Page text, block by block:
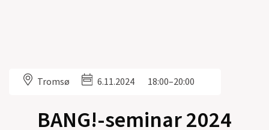
Tromsø 6.11.2024 18:00–20:00
BANG!-seminar 2024